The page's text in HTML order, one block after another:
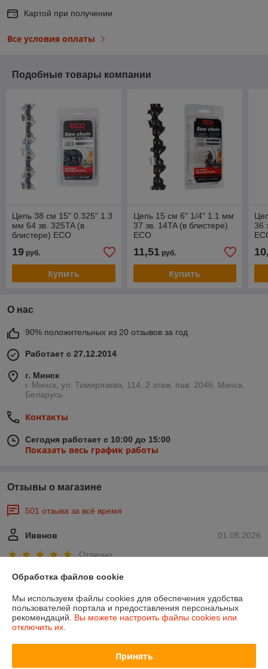
Картой при получении
Все условия оплаты
Подобные товары компании
Цепь 38 см 15" 0.325" 1.3
мм 64 зв. 325TA (в
блистере) ECO
19 руб.
Купить
Цепь 15 см 6" 1/4" 1.1 мм
37 зв. 14TA (в блистере)
ECO
11,51руб.
Купить
36
О нас
90% положительных из 20 отзывов за год
Работает с 27.12.2014
г. Минск
г. Минск, ул. Тимирязева, 114, 2 этаж, пав. 2046, Минск,
Беларусь
Контакты
Сегодня работает с 10:00 до 15:00
Показать весь график работы
Отзывы о магазине
501 отзыва за всё время
01.08.2026
Иввнов
Отлично
Очень плохо
Товара так и не дождался
Обработка файлов cookie
Мы используем файлы cookies для обеспечения удобства
пользователей портала и предоставления персональных
рекомендаций. Вы можете настроить файлы cookies или
отключить их.
Принять